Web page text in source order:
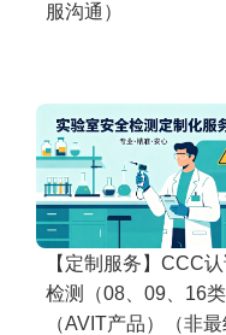
服沟通）
【定制服务】CCC
检测（08、09、16类
（AVIT产品）（非